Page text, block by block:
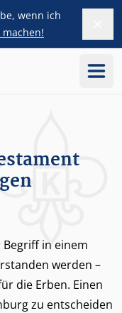
wenn ich
machen!
in einem
werden –
die Erben. Einen
zu entscheiden